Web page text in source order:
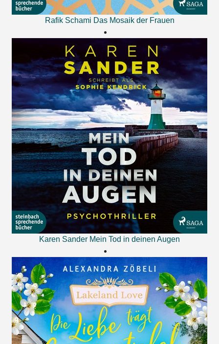
Rafik Schami Das Mosaik der Frauen
Karen Sander Mein Tod in deinen Augen